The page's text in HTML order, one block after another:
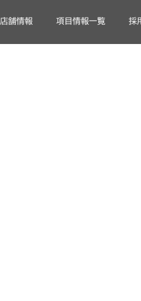
店舗情報 項目情報一覧 採